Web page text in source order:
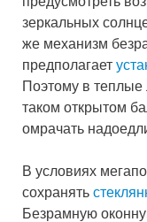
зеркальных
же механизм
предполагает
Поэтому в теплые
таком открытом
омрачать
В условиях
сохранять
Безрамную